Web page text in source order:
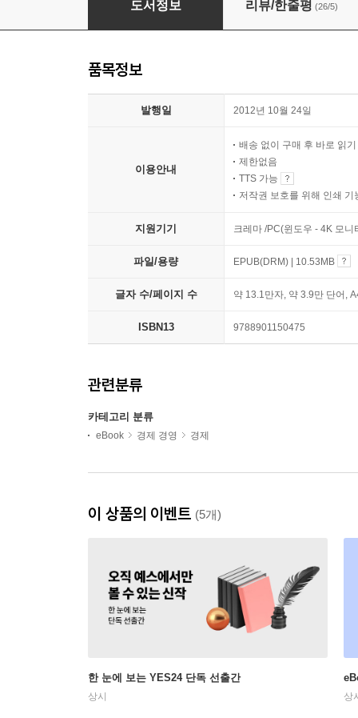
도서정보 리뷰/한줄평 (26/5)
품목정보
발행일 2012년 10월 24일
이용안내
배송 없이 구매 후 바로 읽기
제한없음
TTS 가능
저작권 보호를 위해 인쇄 기
지원기기 크레마 /PC(윈도우 - 4K 모
파일/용량 EPUB(DRM) | 10.53MB
글자 수/페이지 수 약 13.1만자, 약 3.9만 단어,
ISBN13 9788901150475
관련분류
카테고리 분류
eBook 경제 경영 경제
이 상품의 이벤트 (5개)
한 눈에 보는 YES24 단독 선출간
상시 상